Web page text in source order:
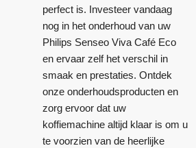
perfect is. Investeer vandaag
nog in het onderhoud van uw
Philips Senseo Viva Café Eco
en ervaar zelf het verschil in
smaak en prestaties. Ontdek
onze onderhoudsproducten en
zorg ervoor dat uw
koffiemachine altijd klaar is om u
te voorzien van de heerlijke